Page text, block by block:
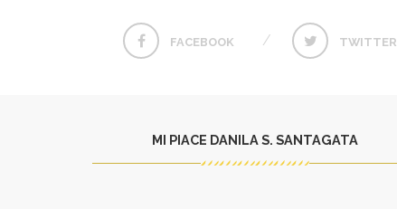
FACEBOOK TWITTER
MI PIACE DANILA S. SANTAGATA